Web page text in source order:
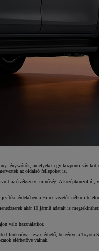
fényszórók, amelyeket egy központi sáv
az oldalsó fellépőket is.
az érzékszervi minőség. A középkonzol
érdekében a Hilux vezeték nélküli
akár 10 jármű adatait is
való használatkor.
lesz elérhető, beleértve a Toyota
elérhetővé válnak.